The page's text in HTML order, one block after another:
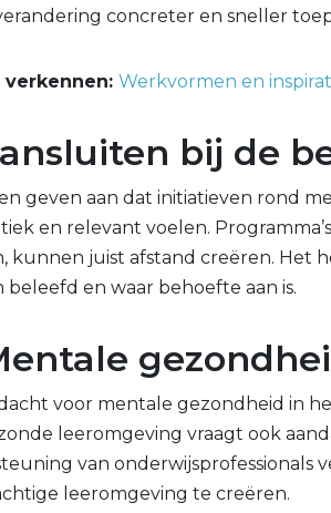
concreter en sneller
verkennen: Werkvormen en
bij de
geven aan dat initiatieven rond
en relevant voelen.
kunnen juist afstand creëren. Het
beleefd en waar behoefte aan is.
voor mentale gezondheid in
leeromgeving vraagt ook
van onderwijsprofessionals
leeromgeving te creëren.